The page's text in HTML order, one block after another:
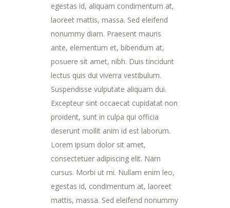
egestas id, aliquam condimentum at,
laoreet mattis, massa. Sed eleifend
nonummy diam. Praesent mauris
ante, elementum et, bibendum at,
posuere sit amet, nibh. Duis tincidunt
lectus quis dui viverra vestibulum.
Suspendisse vulputate aliquam dui.
Excepteur sint occaecat cupidatat non
proident, sunt in culpa qui officia
deserunt mollit anim id est laborum.
Lorem ipsum dolor sit amet,
consectetuer adipiscing elit. Nam
cursus. Morbi ut mi. Nullam enim leo,
egestas id, condimentum at, laoreet
mattis, massa. Sed eleifend nonummy